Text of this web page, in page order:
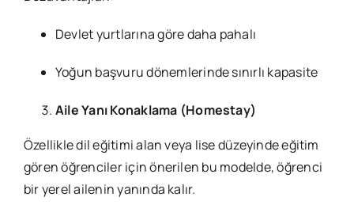
Devlet yurtlarına göre daha pahalı
Yoğun başvuru dönemlerinde sınırlı kapasite
Aile Yanı Konaklama (Homestay)
Özellikle dil eğitimi alan veya lise düzeyinde eğitim
gören öğrenciler için önerilen bu modelde, öğrenci
bir yerel ailenin yanında kalır.